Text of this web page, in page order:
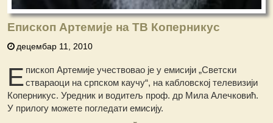
Епископ Артемије на ТВ Коперникус
децембар 11, 2010
Е пископ Артемије учествовао је у емисији „Светски
ствараоци на српском каучу“, на кабловској телевизији
Коперникус. Уредник и водитељ проф. др Мила Алечковић.
У прилогу можете погледати емисију.